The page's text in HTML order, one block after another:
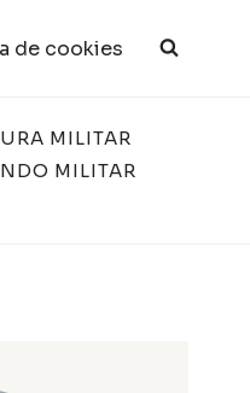
de cookies
MILITAR
MILITAR